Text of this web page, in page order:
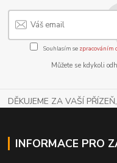
Souhlasím se zpracováním
Můžete se kdykoli
DĚKUJEME ZA VAŠÍ
INFORMACE PRO